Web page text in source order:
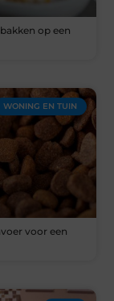
op een
WONING EN TUIN
voor een